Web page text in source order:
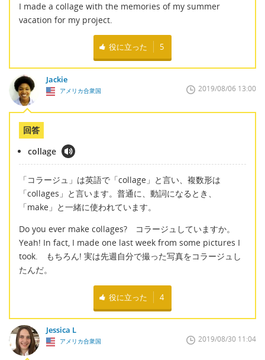
I made a collage with the memories of my summer
vacation for my project.
役に立った 5
Jackie
アメリカ合衆国 2019/08/06 13:00
回答
collage
「コラージュ」は英語で「collage」と言い、複数形は
「collages」と言います。普通に、動詞になるとき、
「make」と一緒に使われています。
Do you ever make collages? コラージュしていますか。
Yeah! In fact, I made one last week from some pictures I
took. もちろん! 実は先週自分で撮った写真をコラージュし
たんだ。
役に立った 4
Jessica L
アメリカ合衆国 2019/08/30 11:04